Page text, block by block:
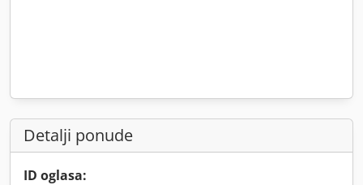
Detalji ponude
ID oglasa: